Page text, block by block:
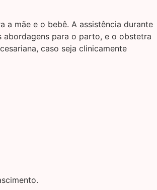
a mãe e o bebê. A assistência durante
para o parto, e o obstetra
caso seja clinicamente